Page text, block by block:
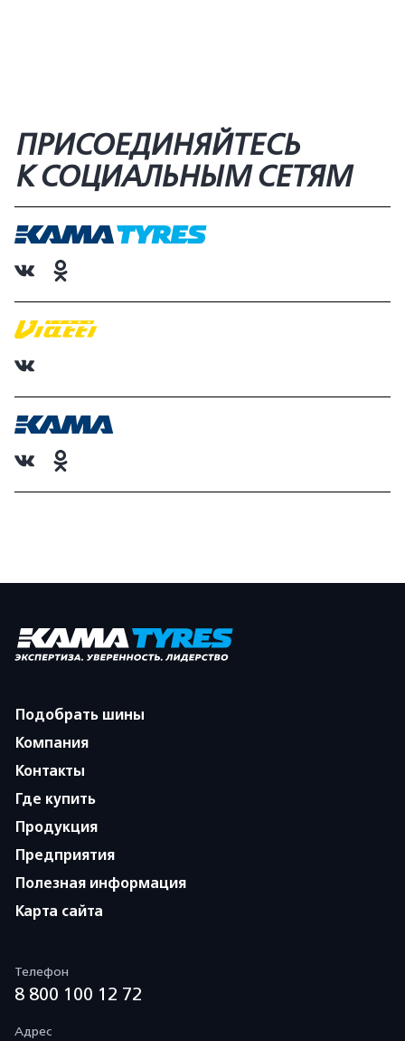
ПРИСОЕДИНЯЙТЕСЬ
К СОЦИАЛЬНЫМ СЕТЯМ
Подобрать шины
Компания
Контакты
Где купить
Продукция
Предприятия
Полезная информация
Карта сайта
Телефон
8 800 100 12 72
Адрес